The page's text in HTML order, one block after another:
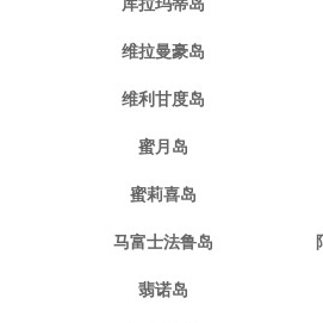
维拉曼豪岛
维利甘度岛
蜜月岛
蜜莉喜岛
马富士法鲁岛
翡诺岛